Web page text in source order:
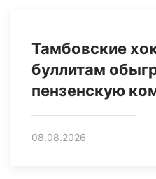
Тамбовские
буллитам
пензенскую
08.08.2026